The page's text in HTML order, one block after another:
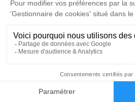
Faire-part
Cérémonie religieuse
Église Sainte Jeanne
240 route de Rouen